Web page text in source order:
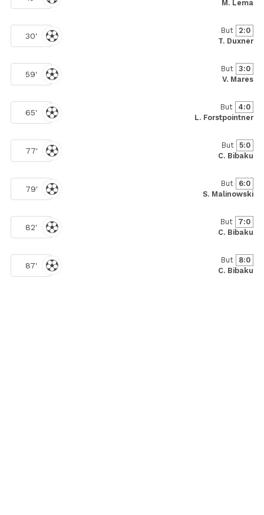
M. Lema
30'
But 2:0
T. Duxner
59'
But 3:0
V. Mares
65'
But
4:0
L. Forstpointner
77'
But 5:0
C. Bibaku
79'
But
6:0
S. Malinowski
82'
But
7:0
C. Bibaku
87'
But
8:0
C. Bibaku